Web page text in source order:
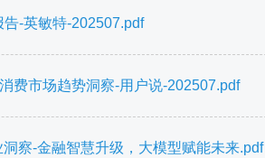
-英敏特-202507.pdf
费市场趋势洞察-用户说-202507.pdf
察-金融智慧升级，大模型赋能未来.pdf